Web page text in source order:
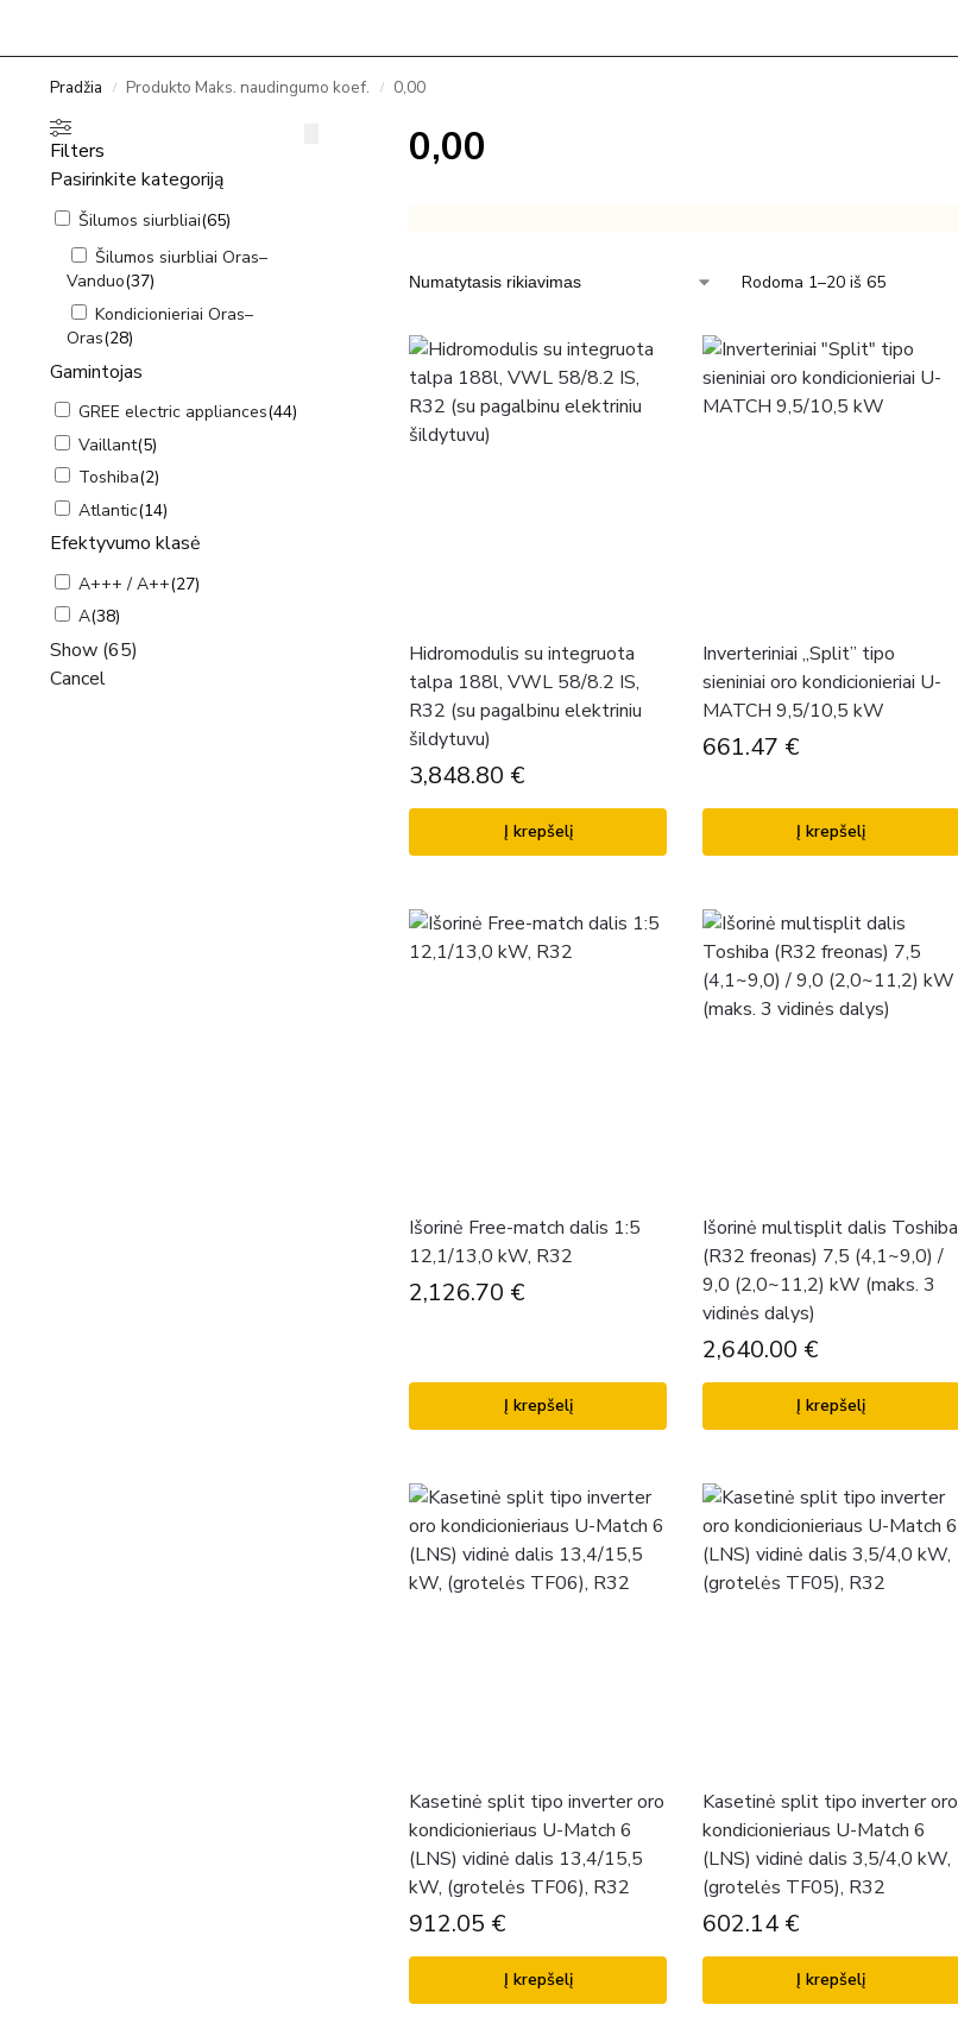
Pradžia / Produkto Maks. naudingumo koef. / 0,00
0,00
Rodoma 1–20 iš 65
Hidromodulis su integruota
talpa 188l, VWL 58/8.2 IS,
R32 (su pagalbinu elektriniu
šildytuvu)
3,848.80 €
Į krepšelį
Inverteriniai „Split” tipo
sieniniai oro kondicionieriai U-
MATCH 9,5/10,5 kW
661.47 €
Į krepšelį
Išorinė Free-match dalis 1:5
12,1/13,0 kW, R32
2,126.70 €
Į krepšelį
Išorinė multisplit dalis Toshiba
(R32 freonas) 7,5 (4,1~9,0) /
9,0 (2,0~11,2) kW (maks. 3
vidinės dalys)
2,640.00 €
Į krepšelį
Kasetinė split tipo inverter oro
kondicionieriaus U-Match 6
(LNS) vidinė dalis 13,4/15,5
kW, (grotelės TF06), R32
912.05 €
Į krepšelį
Kasetinė split tipo inverter oro
kondicionieriaus U-Match 6
(LNS) vidinė dalis 3,5/4,0 kW,
(grotelės TF05), R32
602.14 €
Į krepšelį
Filters
Pasirinkite kategoriją
Šilumos siurbliai(65)
Šilumos siurbliai Oras–
Vanduo(37)
Kondicionieriai Oras–
Oras(28)
Gamintojas
GREE electric appliances(44)
Vaillant(5)
Toshiba(2)
Atlantic(14)
Efektyvumo klasė
A+++ / A++(27)
A(38)
Show (65)
Cancel